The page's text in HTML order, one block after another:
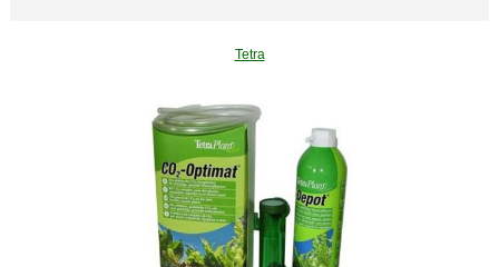
Tetra